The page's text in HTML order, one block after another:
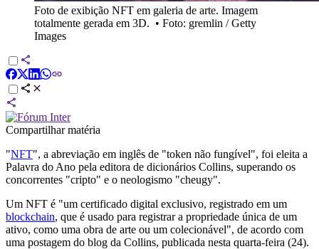
Foto de exibição NFT em galeria de arte. Imagem
totalmente gerada em 3D. • Foto: gremlin / Getty
Images
Compartilhar matéria
"NFT", a abreviação em inglês de "token não fungível", foi eleita a
Palavra do Ano pela editora de dicionários Collins, superando os
concorrentes "cripto" e o neologismo "cheugy".
Um NFT é "um certificado digital exclusivo, registrado em um
blockchain, que é usado para registrar a propriedade única de um
ativo, como uma obra de arte ou um colecionável", de acordo com
uma postagem do blog da Collins, publicada nesta quarta-feira (24).